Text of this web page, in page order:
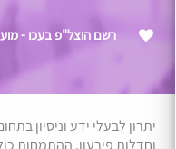
רשם הוצל"פ בעכו - מועד 03/
יתרון לבעלי ידע וניסיון
וחדלות פירעון. ההתמחות